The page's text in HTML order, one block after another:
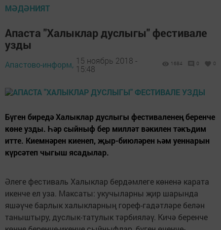
МӘДӘНИЯТ
Апаста "Халыклар дуслыгы" фестивале
узды
Апастово-информ, 15 ноябрь 2018 -
15:48
1684 0 0
Бүген биредә Халыклар дуслыгы фестиваленең беренче
көне узды. Һәр сыйныф бер милләт вәкилен тәкъдим
итте. Киемнәрен киенеп, җыр-биюләрен һәм уеннарын
күрсәтеп чыгыш ясадылар.
Әлеге фестиваль Халыклар бердәмлеге көненә карата
икенче ел уза. Максаты: укучыларны җир шарында
яшәүче барлык халыкларның гореф-гадәтләре белән
таныштыру, дуслык-татулык тәрбияләү. Кичә беренче